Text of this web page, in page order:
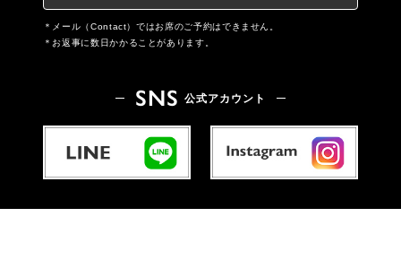
メール（Contact）ではお席のご予約はできません。
お返事に数日かかることがあります。
SNS 公式アカウント